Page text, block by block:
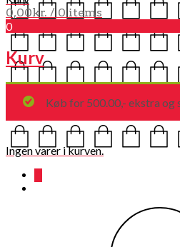
0,00kr. / 0 items
0
Kurv
Køb for 500.00,- ekstra og
Ingen varer i kurven.